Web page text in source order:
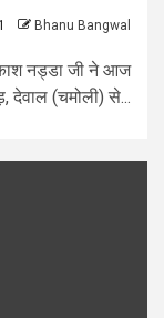
Bhanu Bangwal
नड्डा जी ने आज
देवाल (चमोली) से...